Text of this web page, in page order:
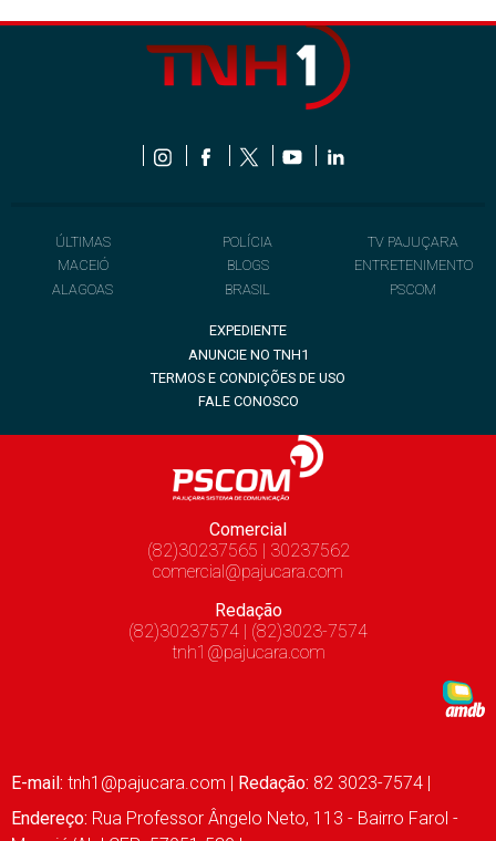
ÚLTIMAS
MACEIÓ
ALAGOAS
POLÍCIA
BLOGS
BRASIL
TV PAJUÇARA
ENTRETENIMENTO
PSCOM
EXPEDIENTE
ANUNCIE NO TNH1
TERMOS E CONDIÇÕES DE USO
FALE CONOSCO
Comercial
(82)30237565 | 30237562
comercial@pajucara.com
Redação
(82)30237574 | (82)3023-7574
tnh1@pajucara.com
E-mail: tnh1@pajucara.com | Redação: 82 3023-7574 |
Endereço: Rua Professor Ângelo Neto, 113 - Bairro Farol -